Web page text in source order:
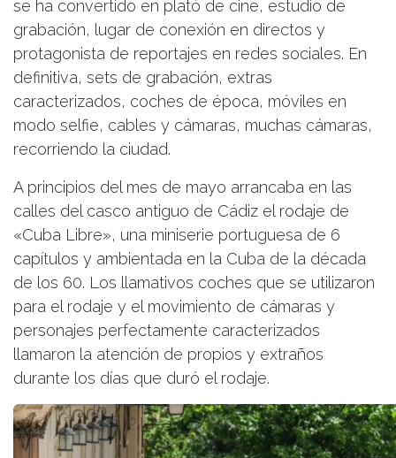
se ha convertido en plató de cine, estudio de
grabación, lugar de conexión en directos y
protagonista de reportajes en redes sociales. En
definitiva, sets de grabación, extras
caracterizados, coches de época, móviles en
modo selfie, cables y cámaras, muchas cámaras,
recorriendo la ciudad.
A principios del mes de mayo arrancaba en las
calles del casco antiguo de Cádiz el rodaje de
«Cuba Libre», una miniserie portuguesa de 6
capítulos y ambientada en la Cuba de la década
de los 60. Los llamativos coches que se utilizaron
para el rodaje y el movimiento de cámaras y
personajes perfectamente caracterizados
llamaron la atención de propios y extraños
durante los días que duró el rodaje.